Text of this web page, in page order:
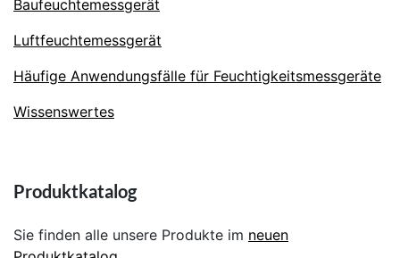
Baufeuchtemessgerät
Luftfeuchtemessgerät
Häufige Anwendungsfälle für Feuchtigkeitsmessgeräte
Wissenswertes
Produktkatalog
Sie finden alle unsere Produkte im neuen